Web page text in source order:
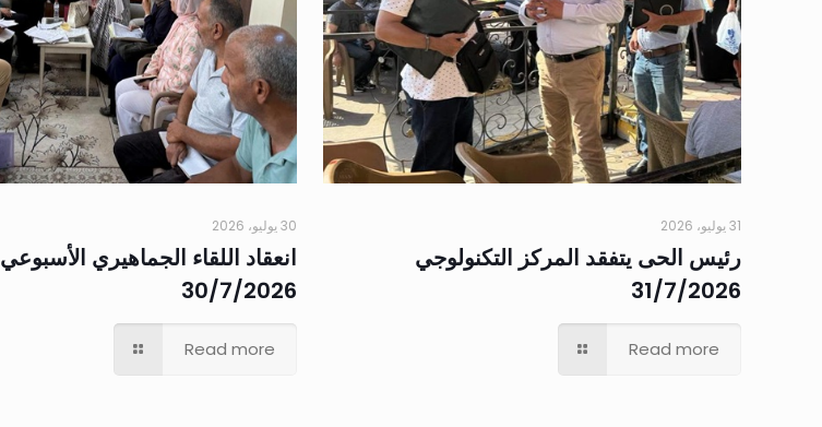
31 يوليو، 2026
رئيس الحى يتفقد المركز التكنولوجي
31/7/2026
Read more
30 يوليو، 2026
انعقاد اللقاء الجماهيري الأسبوعي
30/7/2026
Read more